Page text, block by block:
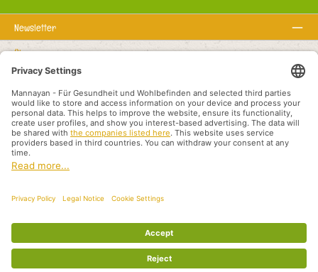
Newsletter
Über uns
Rechtstexte
Service-Hotline
Empfohlene Links
Zahlungsarten
Alle Preise inkl. gesetzl. Mehrwertsteuer zzgl.
Nachnahmegebühren, wenn nicht anders angegeben.
© 2026 Mannayan - für Gesundheit und Wohlbefinden - Alle Rechte vorbehalten.